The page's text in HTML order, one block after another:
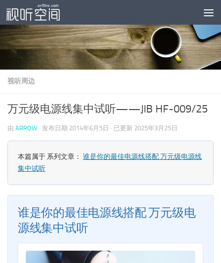
跳至内容
视听周边
万元级电源线集中试听——JIB HF-009/25
由 ARROW · 发布日期 2014年6月5日 · 已更新 2025年3月25日
本篇属于 系列文章： 谁是你的最佳电源线搭配 万元级电源线
集中试听
谁是你的最佳电源线搭配 万元级电
源线集中试听